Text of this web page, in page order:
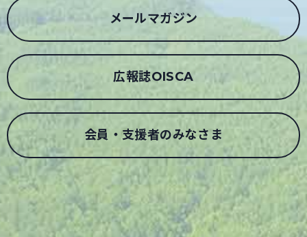
メールマガジン
広報誌OISCA
会員・支援者のみなさま